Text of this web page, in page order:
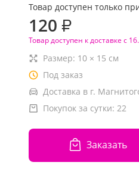
Товар доступен только
120 ₽
Товар доступен к доставке с
Размер: 10 × 15 см
Под заказ
Доставка в г.
Покупок за сутки: 22
Заказать